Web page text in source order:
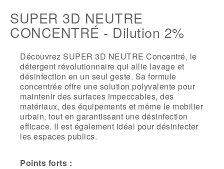
SUPER 3D NEUTRE
CONCENTRÉ - Dilution 2%
Découvrez SUPER 3D NEUTRE Concentré, le
détergent révolutionnaire qui allie lavage et
désinfection en un seul geste. Sa formule
concentrée offre une solution polyvalente pour
maintenir des surfaces impeccables, des
matériaux, des équipements et même le mobilier
urbain, tout en garantissant une désinfection
efficace. Il est également idéal pour désinfecter
les espaces publics.
Points forts :